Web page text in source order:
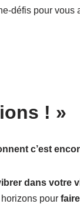
défis pour
! »
c’est
dans votre
pour